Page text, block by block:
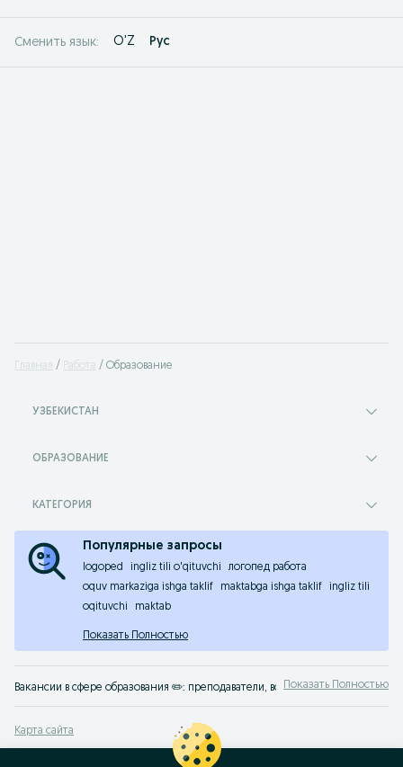
Сменить язык: O'Z Рус
Главная Работа Образование
УЗБЕКИСТАН
ОБРАЗОВАНИЕ
КАТЕГОРИЯ
Популярные запросы
logoped ingliz tili o'qituvchi
логопед работа
oquv markaziga ishga taklif
maktabga ishga taklif
ingliz tili
oqituvchi
maktab
Показать Полностью
Вакансии в сфере образования ✏️: преподаватели, воспитатели, учителя.
Показать Полностью
Карта сайта